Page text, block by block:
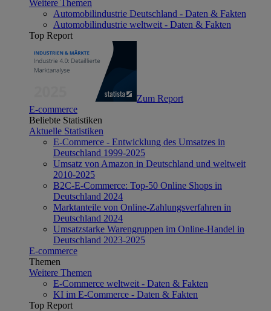
Weitere Themen
Automobilindustrie Deutschland - Daten & Fakten
Automobilindustrie weltweit - Daten & Fakten
Top Report
Zum Report
E-commerce
Beliebte Statistiken
Aktuelle Statistiken
E-Commerce - Entwicklung des Umsatzes in
Deutschland 1999-2025
Umsatz von Amazon in Deutschland und weltweit
2010-2025
B2C-E-Commerce: Top-50 Online Shops in
Deutschland 2024
Marktanteile von Online-Zahlungsverfahren in
Deutschland 2024
Umsatzstarke Warengruppen im Online-Handel in
Deutschland 2023-2025
E-commerce
Themen
Weitere Themen
E-Commerce weltweit - Daten & Fakten
KI im E-Commerce - Daten & Fakten
Top Report